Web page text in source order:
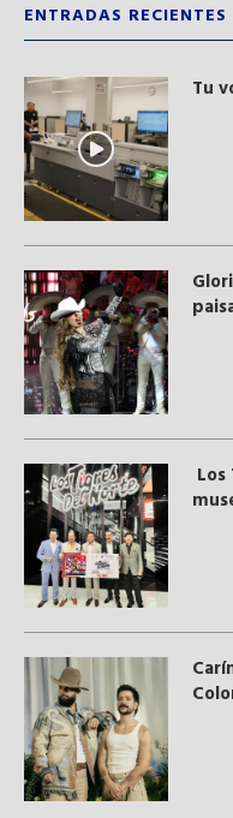
ENTRADAS RECIENTES
Tu